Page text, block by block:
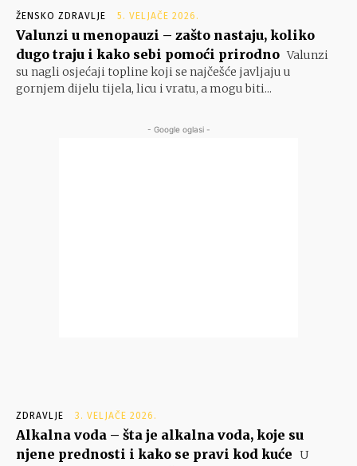
ŽENSKO ZDRAVLJE 5. VELJAČE 2026.
Valunzi u menopauzi – zašto nastaju, koliko
dugo traju i kako sebi pomoći prirodno Valunzi
su nagli osjećaji topline koji se najčešće javljaju u
gornjem dijelu tijela, licu i vratu, a mogu biti...
- Google oglasi -
ZDRAVLJE 3. VELJAČE 2026.
Alkalna voda – šta je alkalna voda, koje su
njene prednosti i kako se pravi kod kuće U